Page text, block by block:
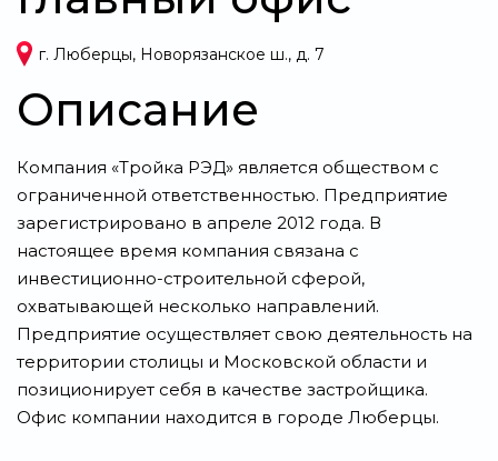
г. Люберцы, Новорязанское ш., д. 7
Описание
Компания «Тройка РЭД» является обществом с
ограниченной ответственностью. Предприятие
зарегистрировано в апреле 2012 года. В
настоящее время компания связана с
инвестиционно-строительной сферой,
охватывающей несколько направлений.
Предприятие осуществляет свою деятельность на
территории столицы и Московской области и
позиционирует себя в качестве застройщика.
Офис компании находится в городе Люберцы.